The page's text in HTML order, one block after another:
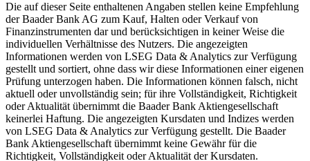
Die auf dieser Seite enthaltenen Angaben stellen keine Empfehlung
der Baader Bank AG zum Kauf, Halten oder Verkauf von
Finanzinstrumenten dar und berücksichtigen in keiner Weise die
individuellen Verhältnisse des Nutzers. Die angezeigten
Informationen werden von LSEG Data & Analytics zur Verfügung
gestellt und sortiert, ohne dass wir diese Informationen einer eigenen
Prüfung unterzogen haben. Die Informationen können falsch, nicht
aktuell oder unvollständig sein; für ihre Vollständigkeit, Richtigkeit
oder Aktualität übernimmt die Baader Bank Aktiengesellschaft
keinerlei Haftung. Die angezeigten Kursdaten und Indizes werden
von LSEG Data & Analytics zur Verfügung gestellt. Die Baader
Bank Aktiengesellschaft übernimmt keine Gewähr für die
Richtigkeit, Vollständigkeit oder Aktualität der Kursdaten.